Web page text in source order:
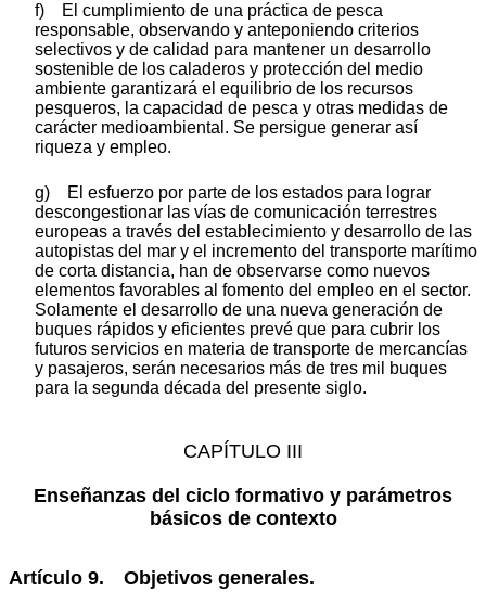
f) El cumplimiento de una práctica de pesca
responsable, observando y anteponiendo criterios
selectivos y de calidad para mantener un desarrollo
sostenible de los caladeros y protección del medio
ambiente garantizará el equilibrio de los recursos
pesqueros, la capacidad de pesca y otras medidas de
carácter medioambiental. Se persigue generar así
riqueza y empleo.
g) El esfuerzo por parte de los estados para lograr
descongestionar las vías de comunicación terrestres
europeas a través del establecimiento y desarrollo de las
autopistas del mar y el incremento del transporte marítimo
de corta distancia, han de observarse como nuevos
elementos favorables al fomento del empleo en el sector.
Solamente el desarrollo de una nueva generación de
buques rápidos y eficientes prevé que para cubrir los
futuros servicios en materia de transporte de mercancías
y pasajeros, serán necesarios más de tres mil buques
para la segunda década del presente siglo.
CAPÍTULO III
Enseñanzas del ciclo formativo y parámetros
básicos de contexto
Artículo 9. Objetivos generales.